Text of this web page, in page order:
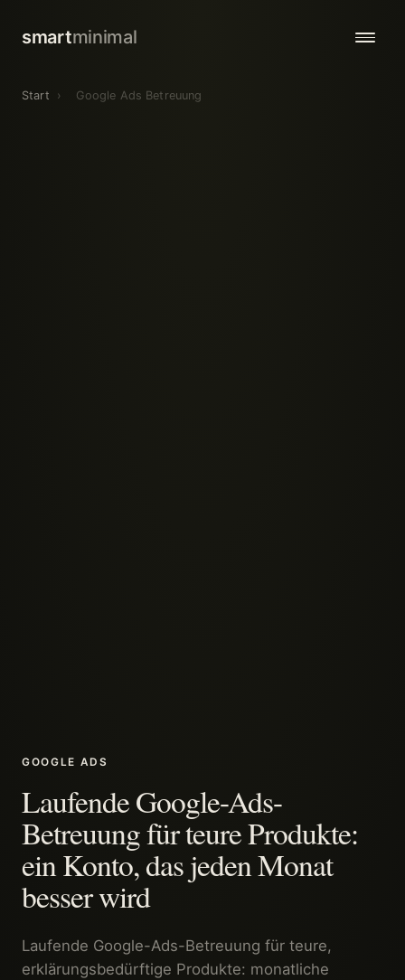
smartminimal
Start › Google Ads Betreuung
GOOGLE ADS
Laufende Google-Ads-
Betreuung für teure Produkte:
ein Konto, das jeden Monat
besser wird
Laufende Google-Ads-Betreuung für teure,
erklärungsbedürftige Produkte: monatliche